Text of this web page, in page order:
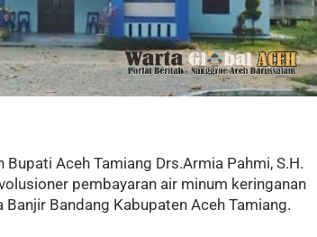
Aceh Tamiang Drs.Armia Pahmi, S.H.
pembayaran air minum keringanan
Bandang Kabupaten Aceh Tamiang.